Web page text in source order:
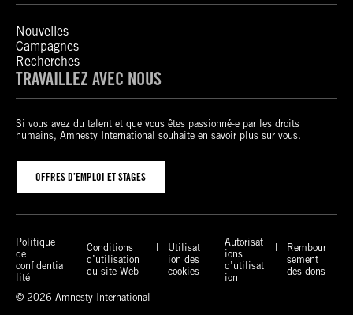
Nouvelles
Campagnes
Recherches
TRAVAILLEZ AVEC NOUS
Si vous avez du talent et que vous êtes passionné-e par les droits
humains, Amnesty International souhaite en savoir plus sur vous.
OFFRES D’EMPLOI ET STAGES
Politique
de
confidentia
lité
Conditions
d’utilisation
du site Web
Utilisat
ion des
cookies
Autorisat
ions
d’utilisat
ion
Rembour
sement
des dons
© 2026 Amnesty International